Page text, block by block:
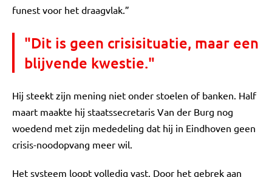
funest voor het draagvlak.”
"Dit is geen crisisituatie, maar een
blijvende kwestie."
Hij steekt zijn mening niet onder stoelen of banken. Half
maart maakte hij staatssecretaris Van der Burg nog
woedend met zijn mededeling dat hij in Eindhoven geen
crisis-noodopvang meer wil.
Het systeem loopt volledig vast. Door het gebrek aan